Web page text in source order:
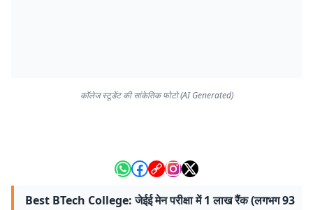
कॉलेज स्टूडेंट की सांकेतिक फोटो (AI Generated)
Best BTech College: जेईई मेन परीक्षा में 1 लाख रैंक (लगभग 93